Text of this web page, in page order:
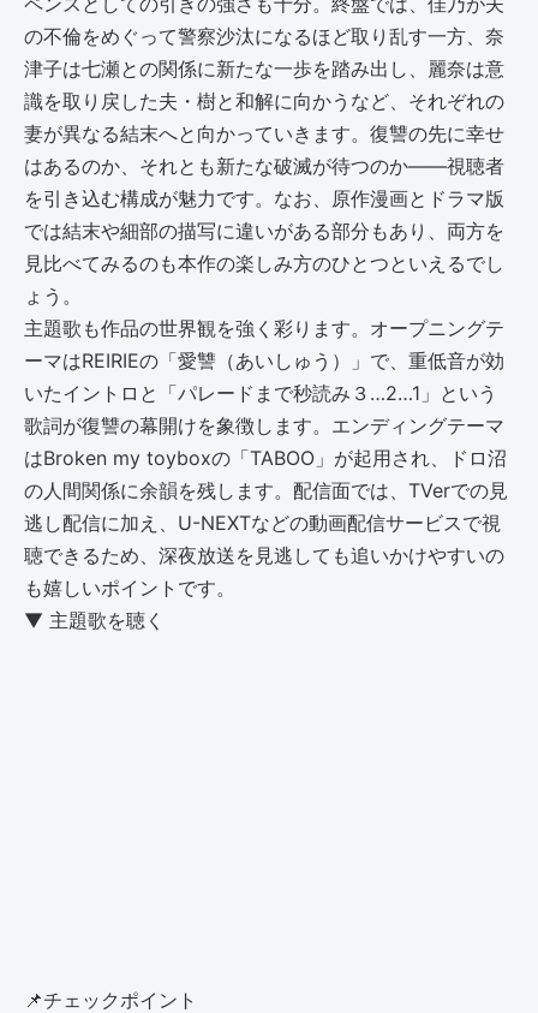
の不倫をめぐって警察沙汰になるほど取り乱す一方、奈
津子は七瀬との関係に新たな一歩を踏み出し、麗奈は意
識を取り戻した夫・樹と和解に向かうなど、それぞれの
妻が異なる結末へと向かっていきます。復讐の先に幸せ
はあるのか、それとも新たな破滅が待つのか――視聴者
を引き込む構成が魅力です。なお、原作漫画とドラマ版
では結末や細部の描写に違いがある部分もあり、両方を
見比べてみるのも本作の楽しみ方のひとつといえるでし
ょう。
主題歌も作品の世界観を強く彩ります。オープニングテ
ーマはREIRIEの「愛讐（あいしゅう）」で、重低音が効
いたイントロと「パレードまで秒読み３…2…1」という
歌詞が復讐の幕開けを象徴します。エンディングテーマ
はBroken my toyboxの「TABOO」が起用され、ドロ沼
の人間関係に余韻を残します。配信面では、TVerでの見
逃し配信に加え、U-NEXTなどの動画配信サービスで視
聴できるため、深夜放送を見逃しても追いかけやすいの
も嬉しいポイントです。
▼ 主題歌を聴く
📌チェックポイント